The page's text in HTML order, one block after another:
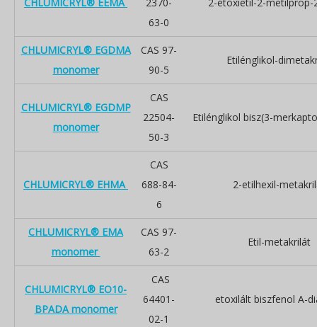
CHLUMICRYL® EEMA
2370-
63-0
2-etoxietil-2-metilprop-
CHLUMICRYL® EGDMA
monomer
CAS 97-
90-5
Etilénglikol-
CHLUMICRYL® EGDMP
monomer
CAS
22504-
50-3
Etilénglikol bisz(3-
CHLUMICRYL® EHMA
CAS
688-84-
6
2-etilhexil-
CHLUMICRYL® EMA
monomer
CAS 97-
63-2
Etil-metakrilát
CHLUMICRYL® EO10-
BPADA monomer
CAS
64401-
02-1
etoxilált biszfenol A-